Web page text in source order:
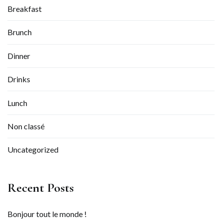
Breakfast
Brunch
Dinner
Drinks
Lunch
Non classé
Uncategorized
Recent Posts
Bonjour tout le monde !